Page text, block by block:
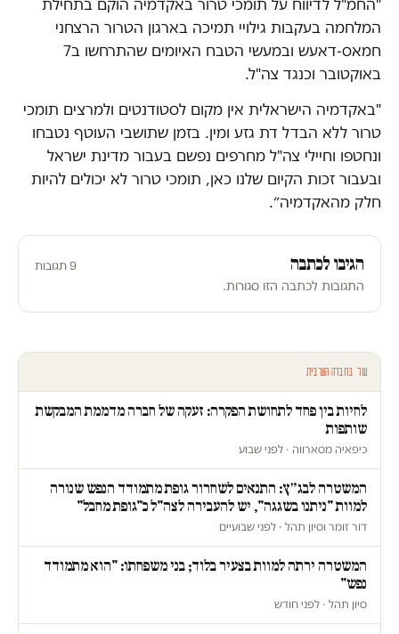
"החמ"ל לדיווח על תומכי טרור באקדמיה הוקם בתחילת
המלחמה בעקבות גילויי תמיכה בארגון הטרור הרצחני
חמאס-דאעש ובמעשי הטבח האיומים שהתרחשו ב7
באוקטובר וכנגד צה"ל.
"באקדמיה הישראלית אין מקום לסטודנטים ולמרצים תומכי
טרור ללא הבדל דת גזע ומין. בזמן שתושבי העוטף נטבחו
ונחטפו וחיילי צה"ל מחרפים נפשם בעבור מדינת ישראל
ובעבור זכות הקיום שלנו כאן, תומכי טרור לא יכולים להיות
חלק מהאקדמיה״.
הגיבו לכתבה 9 תגובות
התגובות לכתבה הזו סגורות.
עוד בחברה הערבית
לחיות בין פחד לתחושת הפקרה: זעקה של חברה מדממת המבקשת
שותפות
כיפאיה מסארווה · לפני שבוע
המשטרה לבג״ץ: התנאים לשחרור גופת מתמודד הנפש שנורה
למוות "ניתנו בשגגה", יש להעבירה לצה"ל כ"גופת מחבל"
דור זומר וסיון תהל · לפני שבועיים
המשטרה ירתה למוות בצעיר בלוד; בני משפחתו: "הוא מתמודד
נפש"
סיון תהל · לפני חודש